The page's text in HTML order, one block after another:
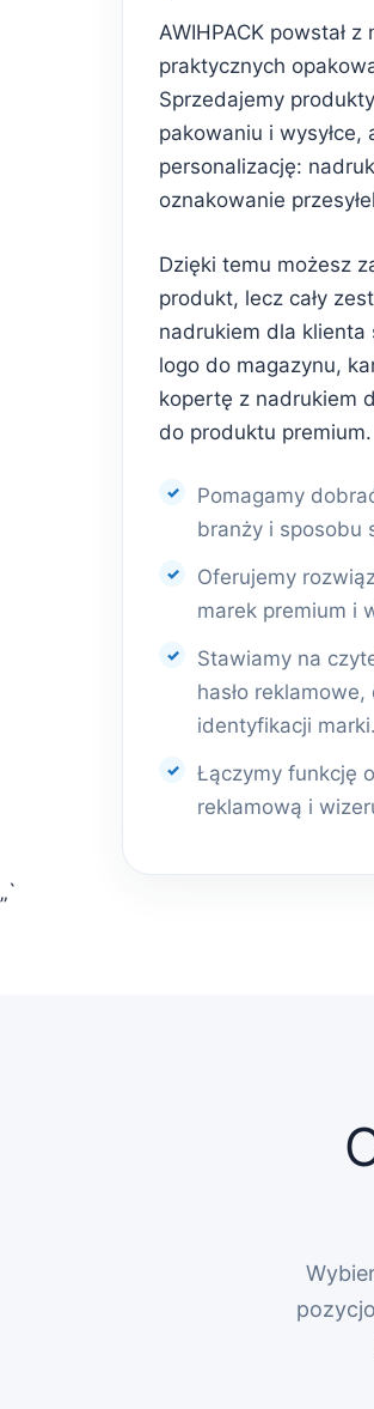
AWIHPACK powstał
praktycznych
Sprzedajemy
pakowaniu i wysyłce,
personalizację:
oznakowanie
Dzięki temu możesz
produkt, lecz cały
nadrukiem dla
logo do magazynu,
kopertę z nadrukiem
do produktu premium.
Pomagamy
branży i sposobu
Oferujemy
marek premium i
Stawiamy na
hasło
identyfikacji marki.
Łączymy funkcję
reklamową i
„`